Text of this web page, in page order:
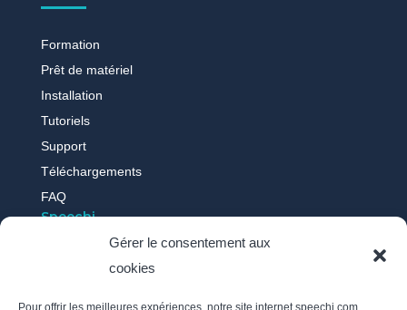
Gérer le consentement aux
cookies
Pour offrir les meilleures expériences, notre site internet speechi.com
Formation
Prêt de matériel
Installation
Tutoriels
Support
Téléchargements
FAQ
Speechi
Qui sommes-nous ?